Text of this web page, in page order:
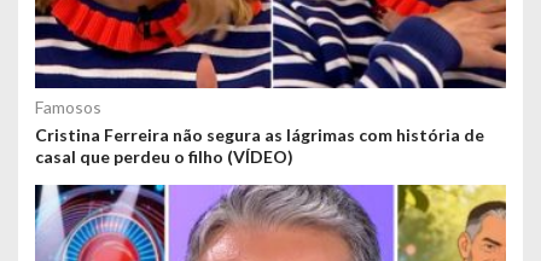
Famosos
Cristina Ferreira não segura as lágrimas com história de
casal que perdeu o filho (VÍDEO)